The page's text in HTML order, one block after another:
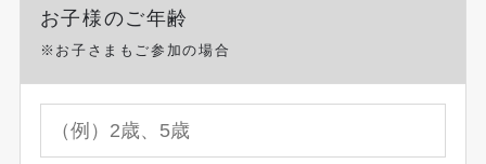
お子様のご年齢
※お子さまもご参加の場合